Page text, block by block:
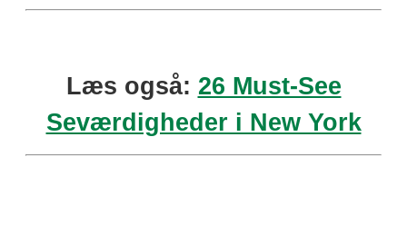
Læs også: 26 Must-See
Seværdigheder i New York